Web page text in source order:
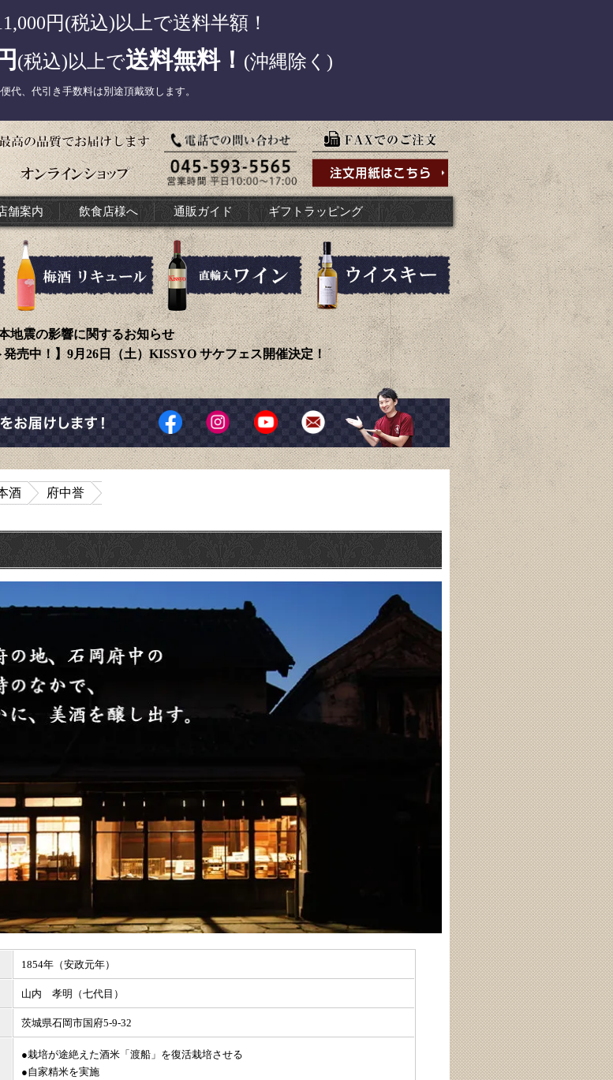
円(税込)以上で送料半額！
(税込)以上で送料無料！ (沖縄除く)
代、代引き手数料は別途頂戴致します。
舗案内 飲食店様へ 通販ガイド ギフトラッピング
地震の影響に関するお知らせ
発売中！】9月26日（土）KISSYO サケフェス開催決定！
酒 府中誉
1854年（安政元年）
山内 孝明（七代目）
茨城県石岡市国府5‐9‐32
●栽培が途絶えた酒米「渡船」を復活栽培させる
●自家精米を実施